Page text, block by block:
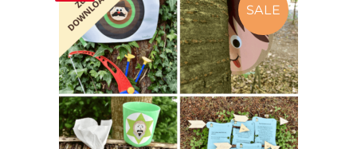
SALE
IN DEN WARENKORB